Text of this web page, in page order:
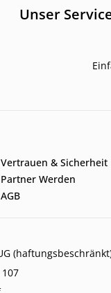
Unser
Vertrauen & Sicherheit
Partner Werden
AGB